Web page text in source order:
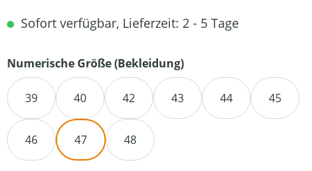
Sofort verfügbar, Lieferzeit: 2 - 5 Tage
Numerische Größe (Bekleidung)auswählen
39 40 42 43 44 45
46 47 48